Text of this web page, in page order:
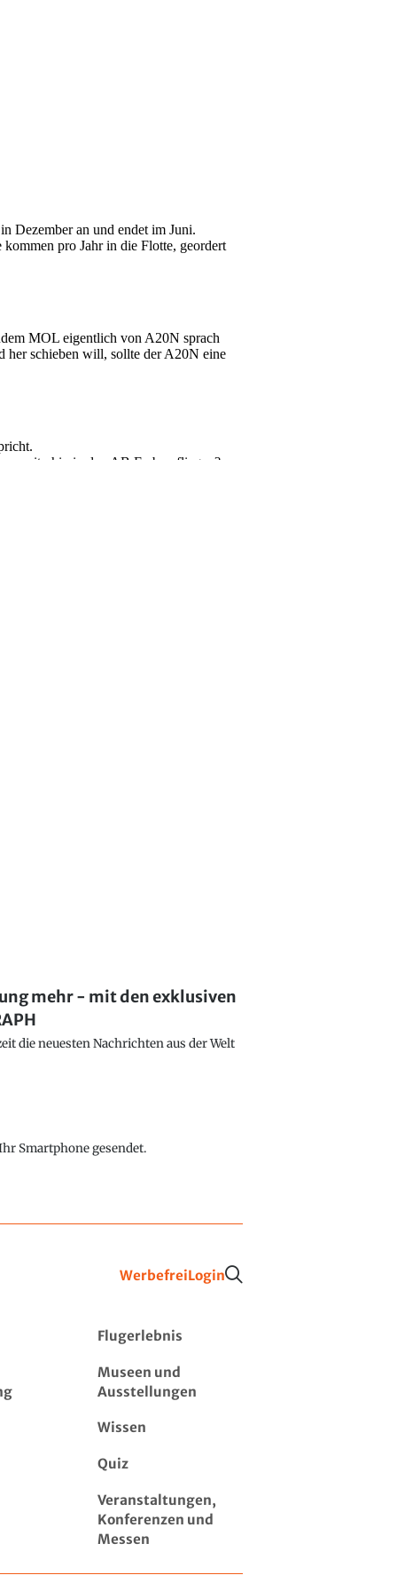
mehr - mit den exklusiven
die neuesten Nachrichten aus der Welt
Smartphone gesendet.
WerbefreiLogin
Flugerlebnis
Museen und
Ausstellungen
Wissen
Quiz
Veranstaltungen,
Konferenzen und
Messen